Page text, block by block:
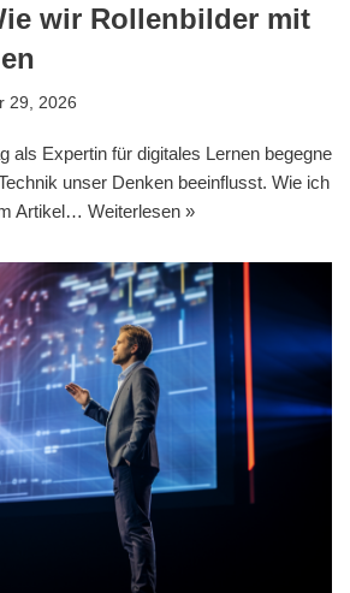
wir Rollenbilder mit
29, 2026
als Expertin für digitales Lernen begegne
unser Denken beeinflusst. Wie ich
Artikel… Weiterlesen »